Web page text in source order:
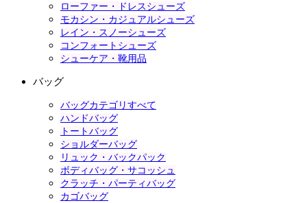
ローファー・ドレスシューズ
モカシン・カジュアルシューズ
レイン・スノーシューズ
コンフォートシューズ
シューケア・靴用品
バッグ
バッグカテゴリすべて
ハンドバッグ
トートバッグ
ショルダーバッグ
リュック・バックパック
ボディバッグ・サコッシュ
クラッチ・パーティバッグ
カゴバッグ